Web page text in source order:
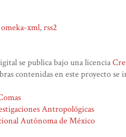
omeka-xml,rss2
se publica bajo una licencia
contenidas en este proyecto
Antropológicas
Autónoma de México